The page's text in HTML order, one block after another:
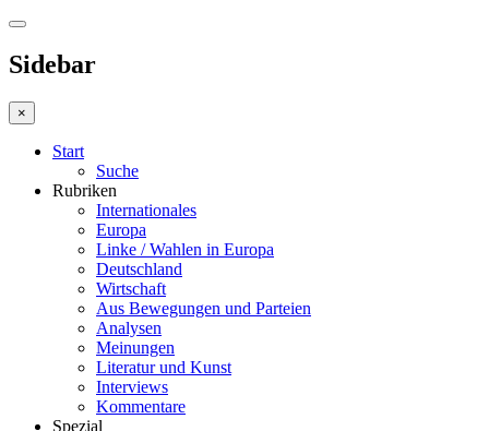
Sidebar
×
Start
Suche
Rubriken
Internationales
Europa
Linke / Wahlen in Europa
Deutschland
Wirtschaft
Aus Bewegungen und Parteien
Analysen
Meinungen
Literatur und Kunst
Interviews
Kommentare
Spezial